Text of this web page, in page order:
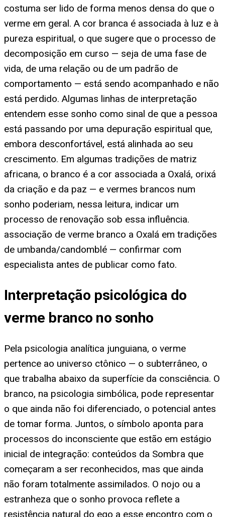
costuma ser lido de forma menos densa do que o
verme em geral. A cor branca é associada à luz e à
pureza espiritual, o que sugere que o processo de
decomposição em curso — seja de uma fase de
vida, de uma relação ou de um padrão de
comportamento — está sendo acompanhado e não
está perdido. Algumas linhas de interpretação
entendem esse sonho como sinal de que a pessoa
está passando por uma depuração espiritual que,
embora desconfortável, está alinhada ao seu
crescimento. Em algumas tradições de matriz
africana, o branco é a cor associada a Oxalá, orixá
da criação e da paz — e vermes brancos num
sonho poderiam, nessa leitura, indicar um
processo de renovação sob essa influência.
associação de verme branco a Oxalá em tradições
de umbanda/candomblé — confirmar com
especialista antes de publicar como fato.
Interpretação psicológica do
verme branco no sonho
Pela psicologia analítica junguiana, o verme
pertence ao universo ctônico — o subterrâneo, o
que trabalha abaixo da superfície da consciência. O
branco, na psicologia simbólica, pode representar
o que ainda não foi diferenciado, o potencial antes
de tomar forma. Juntos, o símbolo aponta para
processos do inconsciente que estão em estágio
inicial de integração: conteúdos da Sombra que
começaram a ser reconhecidos, mas que ainda
não foram totalmente assimilados. O nojo ou a
estranheza que o sonho provoca reflete a
resistência natural do ego a esse encontro com o